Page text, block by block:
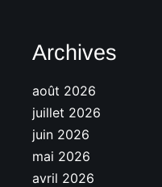
Archives
août 2026
juillet 2026
juin 2026
mai 2026
avril 2026